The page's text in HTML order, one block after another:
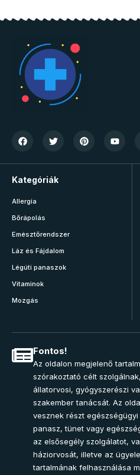
Kategóriák
Allergia
Bőrápolás
Emésztőrendszer
Láz és Fájdalom
Légúti panaszok
Vitaminok
Mozgás
Fontos!
Az oldalon megjelenő
szórakoztató célt
állatorvosi, gyógyszerészi
szakember tanácsát. Az
vesznek részt
panasz, tünet vagy
az elsősegély szolgálatot,
háziorvosát, illetve az
tartalmának felhasználása